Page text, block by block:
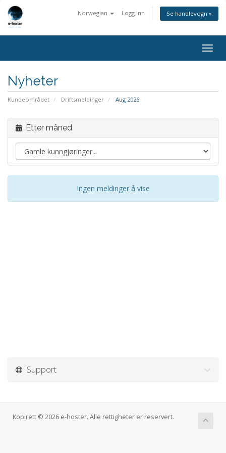
Norwegian Logg inn Se handlevogn »
Bytt
Nyheter
Kundeområdet Driftsmeldinger Aug 2026
Etter måned
Ingen meldinger å vise
Support
Kopirett © 2026 e-hoster. Alle rettigheter er reservert.